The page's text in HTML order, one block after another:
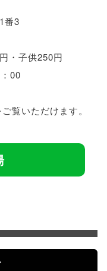
番3
・子供250円
：00
覧いただけます。